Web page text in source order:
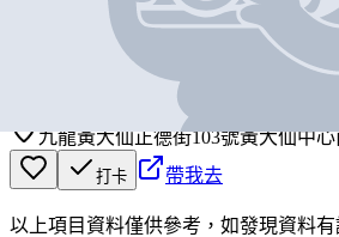
九龍黃大仙正德街103號黃大仙中
打卡 帶我去
以上項目資料僅供參考，如發現資料